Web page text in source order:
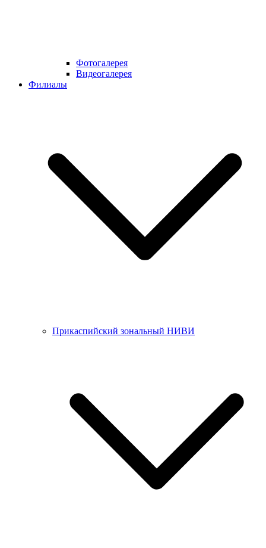
Фотогалерея
Видеогалерея
Филиалы
Прикаспийский зональный НИВИ